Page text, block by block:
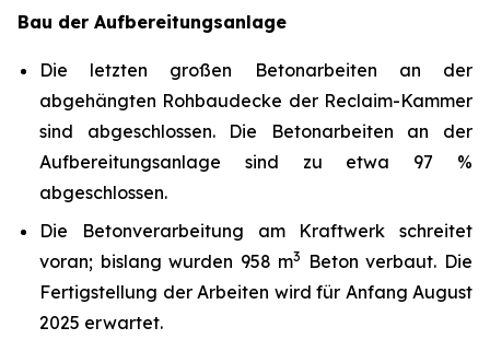
Bau der Aufbereitungsanlage
Die letzten großen Betonarbeiten an der
abgehängten Rohbaudecke der Reclaim-Kammer
sind abgeschlossen. Die Betonarbeiten an der
Aufbereitungsanlage sind zu etwa 97 %
abgeschlossen.
Die Betonverarbeitung am Kraftwerk schreitet
voran; bislang wurden 958 m3
Beton verbaut. Die
Fertigstellung der Arbeiten wird für Anfang August
2025 erwartet.